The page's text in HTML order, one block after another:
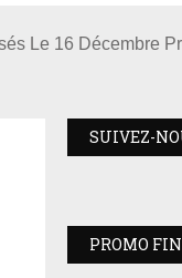
Le 16 Décembre
SUIVEZ-
PROMO